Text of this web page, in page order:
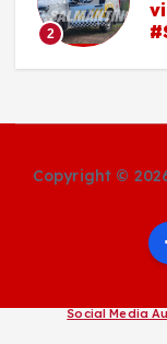
2
Copyright ©
Social Media